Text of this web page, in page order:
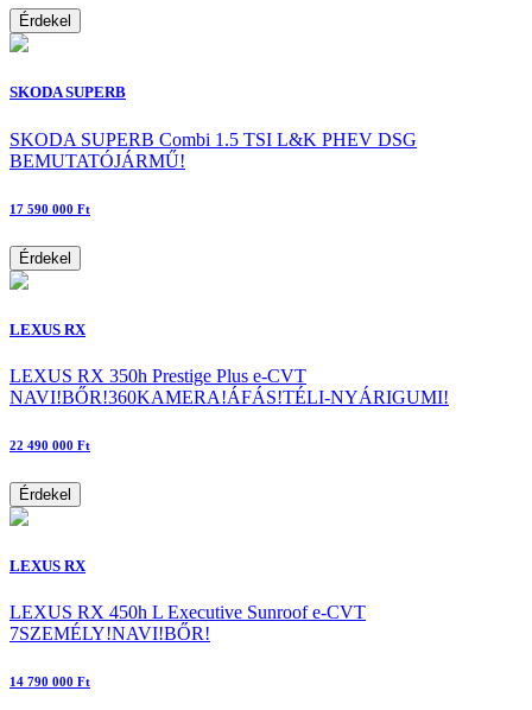
Érdekel
SKODA SUPERB
SKODA SUPERB Combi 1.5 TSI L&K PHEV DSG
BEMUTATÓJÁRMŰ!
17 590 000 Ft
Érdekel
LEXUS RX
LEXUS RX 350h Prestige Plus e-CVT
NAVI!BŐR!360KAMERA!ÁFÁS!TÉLI-NYÁRIGUMI!
22 490 000 Ft
Érdekel
LEXUS RX
LEXUS RX 450h L Executive Sunroof e-CVT
7SZEMÉLY!NAVI!BŐR!
14 790 000 Ft